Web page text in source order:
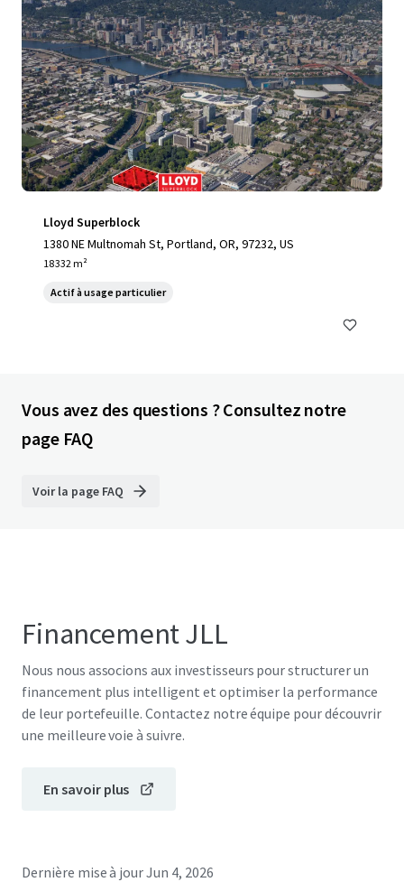
Lloyd Superblock
1380 NE Multnomah St, Portland, OR, 97232, US
18 332 m²
Actif à usage particulier
Vous avez des questions ? Consultez notre
page FAQ
Voir la page FAQ
Financement JLL
Nous nous associons aux investisseurs pour structurer un
financement plus intelligent et optimiser la performance
de leur portefeuille. Contactez notre équipe pour découvrir
une meilleure voie à suivre.
En savoir plus
Dernière mise à jourJun 4, 2026